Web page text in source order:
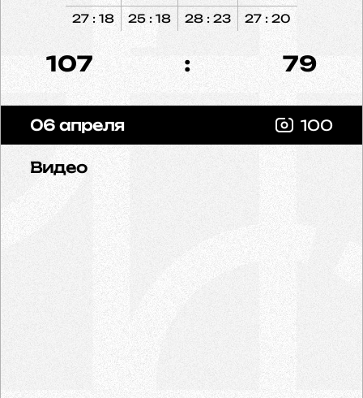
27 : 18
25 : 18
28 : 23
27 : 20
107 : 79
06 апреля 100
Видео